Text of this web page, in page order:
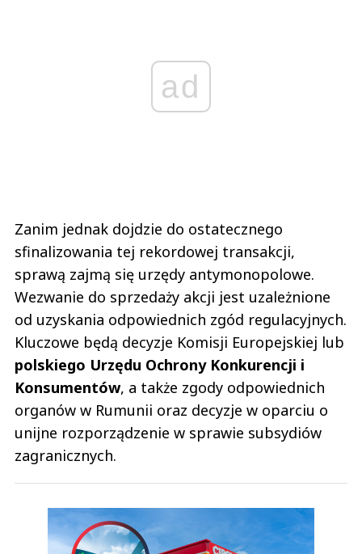
ad
Zanim jednak dojdzie do ostatecznego
sfinalizowania tej rekordowej transakcji,
sprawą zajmą się urzędy antymonopolowe.
Wezwanie do sprzedaży akcji jest uzależnione
od uzyskania odpowiednich zgód regulacyjnych.
Kluczowe będą decyzje Komisji Europejskiej lub
polskiego Urzędu Ochrony Konkurencji i
Konsumentów, a także zgody odpowiednich
organów w Rumunii oraz decyzje w oparciu o
unijne rozporządzenie w sprawie subsydiów
zagranicznych.